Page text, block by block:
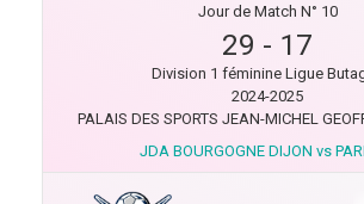
Jour de Match N° 10
29 - 17
Division 1 féminine Ligue
2024-2025
PALAIS DES SPORTS JEAN-MICHEL
JDA BOURGOGNE DIJON vs